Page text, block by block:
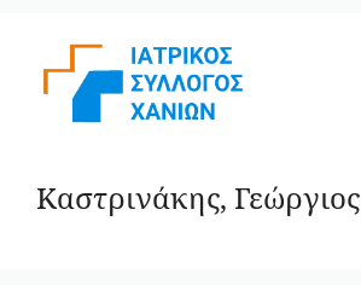
περιεχόμενο
Καστρινάκης, Γεώργιος